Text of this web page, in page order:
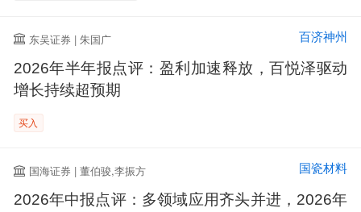
东吴证券 | 朱国广 百济神州
2026年半年报点评：盈利加速释放，百悦泽驱动
增长持续超预期
买入
国海证券 | 董伯骏,李振方 国瓷材料
2026年中报点评：多领域应用齐头并进，2026年